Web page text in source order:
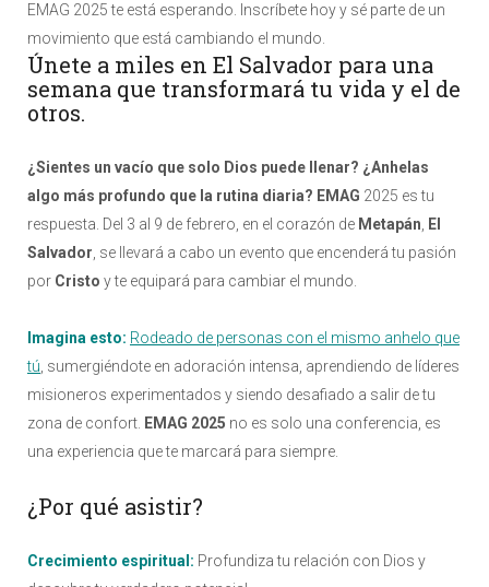
EMAG 2025 te está esperando. Inscríbete hoy y sé parte de un
movimiento que está cambiando el mundo.
Únete a miles en El Salvador para una
semana que transformará tu vida y el de
otros.
¿Sientes un vacío que solo Dios puede llenar? ¿Anhelas
algo más profundo que la rutina diaria? EMAG 2025 es tu
respuesta. Del 3 al 9 de febrero, en el corazón de Metapán
El
Salvador , se llevará a cabo un evento que encenderá tu pasión
por Cristo y te equipará para cambiar el mundo.
Imagina esto: Rodeado de personas con el mismo anhelo que
tú , sumergiéndote en adoración intensa, aprendiendo de líderes
misioneros experimentados y siendo desafiado a salir de tu
zona de confort. EMAG 2025 no es solo una conferencia, es
una experiencia que te marcará para siempre.
¿Por qué asistir?
Crecimiento espiritual: Profundiza tu relación con Dios y